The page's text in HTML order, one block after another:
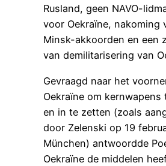
Rusland, geen NAVO-
voor Oekraïne, nakoming
Minsk-akkoorden en een
van demilitarisering van
Gevraagd naar het
Oekraïne om kernwapens
en in te zetten (zoals
door Zelenski op 19
München) antwoordde
Oekraïne de middelen